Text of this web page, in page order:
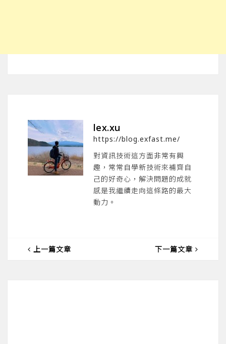
lex.xu
https://blog.exfast.me/
對資訊技術這方面非常有興
趣，常常自學新技術來補齊自
己的好奇心，解決問題的成就
感是我繼續走向這條路的最大
動力。
上一篇文章 下一篇文章